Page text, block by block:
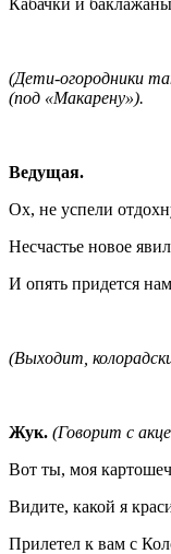
(Дети-огородники
(под «Макарену»).
Ведущая.
Ох, не успели
Несчастье новое
И опять придется
(Выходит,
Жук. (Говорит с
Вот ты, моя
Видите, какой я
Прилетел к вам с